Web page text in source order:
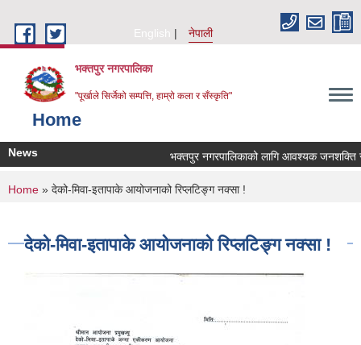
English
नेपाली
भक्तपुर नगरपालिका
"पूर्खाले सिर्जेको सम्पत्ति, हाम्रो कला र सँस्कृति"
Home
News भक्तपुर नगरपालिकाको लागि आवश्यक जनशक्ति
You are here
Home » देको-मिवा-इतापाके आयोजनाको रिप्लटिङ्ग नक्सा !
देको-मिवा-इतापाके आयोजनाको रिप्लटिङ्ग नक्सा !